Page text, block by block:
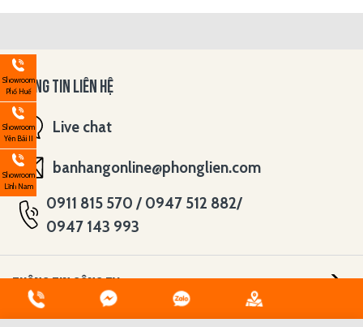
Showroom
Phố Huế
Showroom
Yên Bái II
Showroom
Lĩnh Nam
THÔNG TIN LIÊN HỆ
Live chat
banhangonline@phonglien.com
0911 815 570 / 0947 512 882/
0947 143 993
THÔNG TIN CÔNG TY